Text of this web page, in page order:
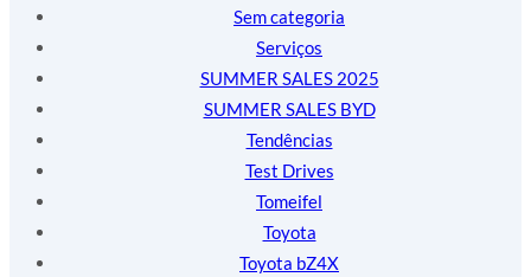
Sem categoria
Serviços
SUMMER SALES 2025
SUMMER SALES BYD
Tendências
Test Drives
Tomeifel
Toyota
Toyota bZ4X